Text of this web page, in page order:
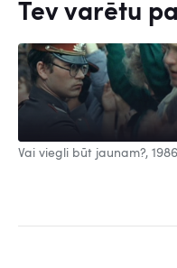
Tev varētu
Vai viegli būt jaunam?, 1986